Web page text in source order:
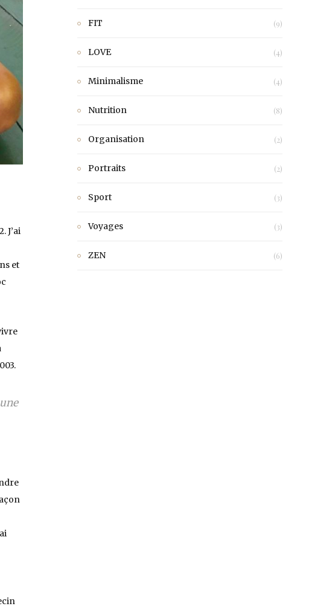
J’ai
et
FIT (9)
LOVE (4)
Minimalisme (4)
Nutrition (8)
Organisation (2)
Portraits (2)
Sport (3)
Voyages (3)
ZEN (6)